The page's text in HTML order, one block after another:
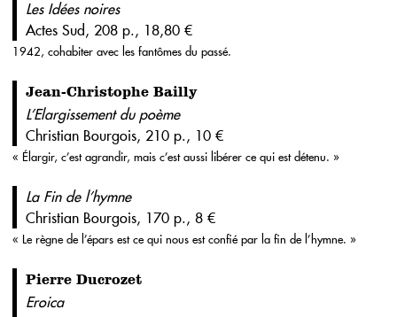
Les Idées noires
Actes Sud, 208 p., 18,80 €
1942, cohabiter avec les fantômes du passé.
Jean-Christophe Bailly
L’Elargissement du poème
Christian Bourgois, 210 p., 10 €
« Élargir, c’est agrandir, mais c’est aussi libérer ce qui est détenu. »
La Fin de l’hymne
Christian Bourgois, 170 p., 8 €
« Le règne de l’épars est ce qui nous est confié par la fin de l’hymne. »
Pierre Ducrozet
Eroica